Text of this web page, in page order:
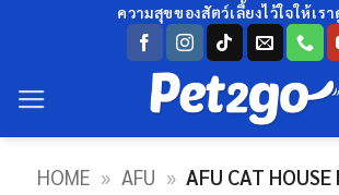
เนื้อหา
ความสุขของสัตว์เลี้ยงไว้ใจให้เร
HOME » AFU » AFU CAT HOUSE